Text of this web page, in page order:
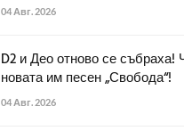
04 Авг. 2026
D2 и Део отново се събраха!
новата им песен „Свобода“!
04 Авг. 2026